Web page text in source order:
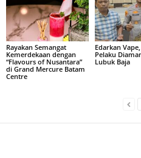
Rayakan Semangat
Kemerdekaan dengan
“Flavours of Nusantara”
di Grand Mercure Batam
Centre
Edarkan
Pelaku
Lubuk Baja